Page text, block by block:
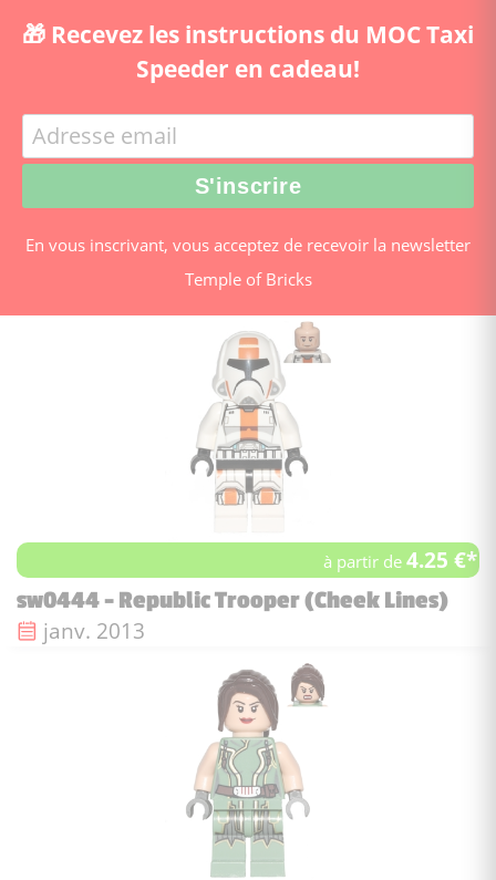
🎁 Recevez les instructions du MOC Taxi
Speeder en cadeau!
En vous inscrivant, vous acceptez de recevoir la newsletter
Temple of Bricks
à partir de4.25 €*
sw0444 - Republic Trooper (Cheek Lines)
Date de sortie :
janv. 2013